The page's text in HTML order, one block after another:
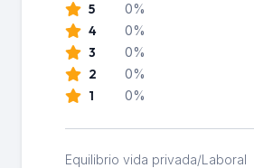
5 0%
4 0%
3 0%
2 0%
1 0%
Equilibrio vida privada/Laboral